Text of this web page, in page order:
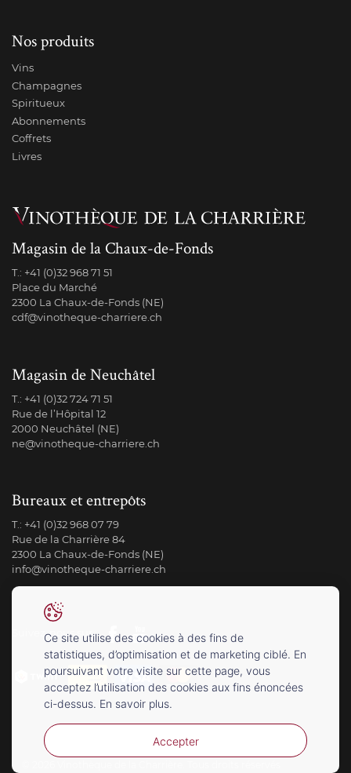
Nos produits
Vins
Champagnes
Spiritueux
Abonnements
Coffrets
Livres
Magasin de la Chaux-de-Fonds
T.: +41 (0)32 968 71 51
Place du Marché
2300 La Chaux-de-Fonds (NE)
cdf@vinotheque-charriere.ch
Magasin de Neuchâtel
T.: +41 (0)32 724 71 51
Rue de l’Hôpital 12
2000 Neuchâtel (NE)
ne@vinotheque-charriere.ch
Bureaux et entrepôts
T.: +41 (0)32 968 07 79
Rue de la Charrière 84
2300 La Chaux-de-Fonds (NE)
info@vinotheque-charriere.ch
Suivez-nous sur
Ce site utilise des cookies à des fins de
statistiques, d’optimisation et de marketing ciblé. En
poursuivant votre visite sur cette page, vous
acceptez l’utilisation des cookies aux fins énoncées
ci-dessus. En savoir plus.
Accepter